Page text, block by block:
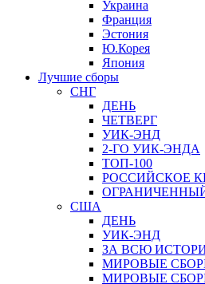
Украина
Франция
Эстония
Ю.Корея
Япония
Лучшие сборы
СНГ
ДЕНЬ
ЧЕТВЕРГ
УИК-ЭНД
2-ГО УИК-ЭНДА
ТОП-100
РОССИЙСКОЕ
США
ДЕНЬ
УИК-ЭНД
ЗА ВСЮ
МИРОВЫЕ
МИРОВЫЕ